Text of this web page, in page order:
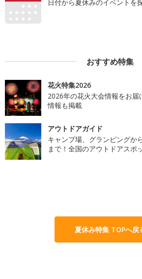
日付から夏休みのイベントを
おすすめ特集
花火特集2026
2026年の花火大会情報をお届
情報も掲載
アウトドアガイド
キャンプ場、グランピングか
まで！全国のアウトドアスポ
夏休み特集 TOPへ戻